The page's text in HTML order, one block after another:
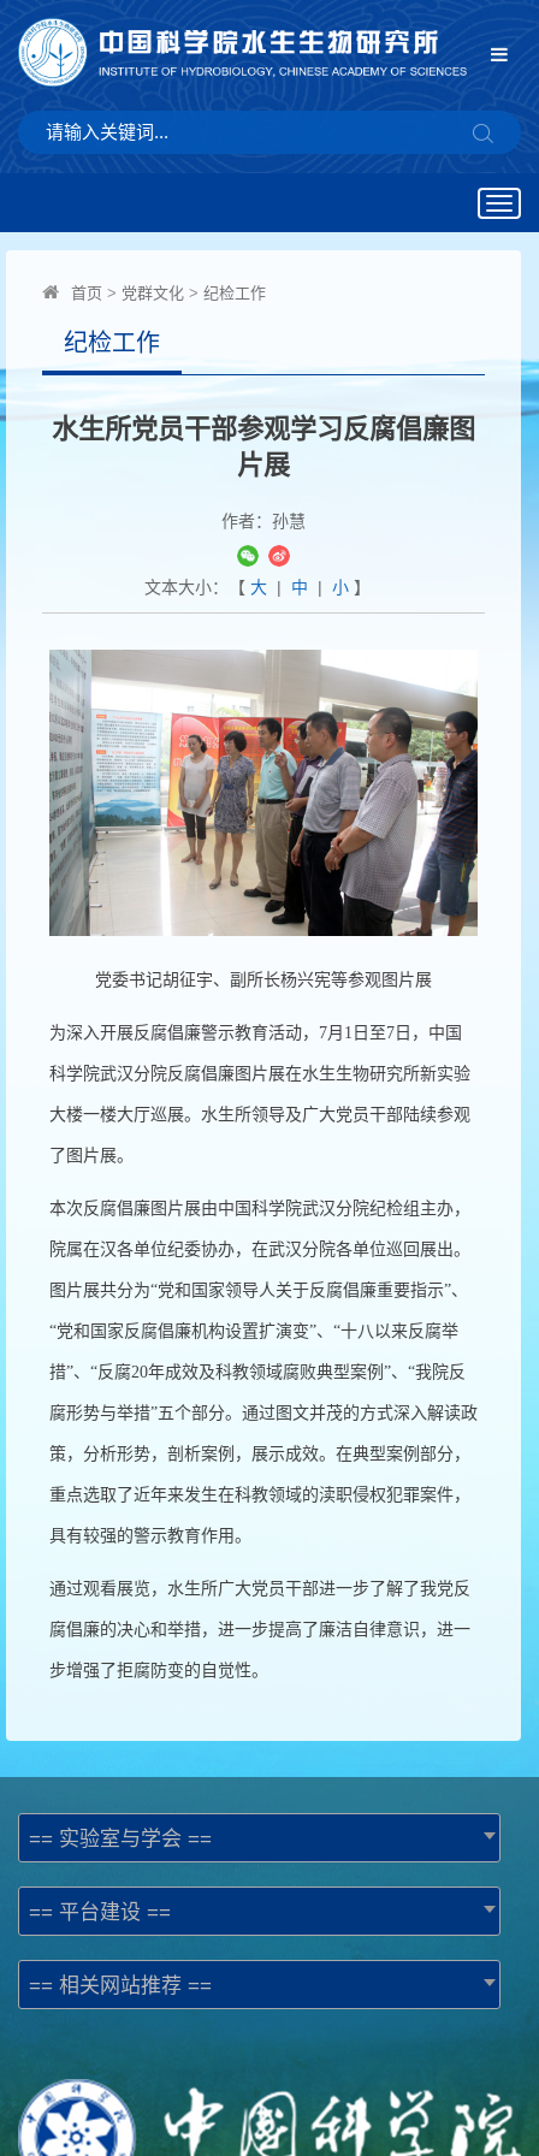
首页 > 党群文化 > 纪检工作
纪检工作
水生所党员干部参观学习反腐倡廉图
片展
作者：孙慧
文本大小：【 大| 中 | 小】
党委书记胡征宇、副所长杨兴宪等参观图片展
为深入开展反腐倡廉警示教育活动，7月1日至7日，中国
科学院武汉分院反腐倡廉图片展在水生生物研究所新实验
大楼一楼大厅巡展。水生所领导及广大党员干部陆续参观
了图片展。
本次反腐倡廉图片展由中国科学院武汉分院纪检组主办，
院属在汉各单位纪委协办，在武汉分院各单位巡回展出。
图片展共分为“党和国家领导人关于反腐倡廉重要指示”、
“党和国家反腐倡廉机构设置扩演变”、“十八以来反腐举
措”、“反腐20年成效及科教领域腐败典型案例”、“我院反
腐形势与举措”五个部分。通过图文并茂的方式深入解读政
策，分析形势，剖析案例，展示成效。在典型案例部分，
重点选取了近年来发生在科教领域的渎职侵权犯罪案件，
具有较强的警示教育作用。
通过观看展览，水生所广大党员干部进一步了解了我党反
腐倡廉的决心和举措，进一步提高了廉洁自律意识，进一
步增强了拒腐防变的自觉性。
== 实验室与学会 ==
== 平台建设 ==
== 相关网站推荐 ==